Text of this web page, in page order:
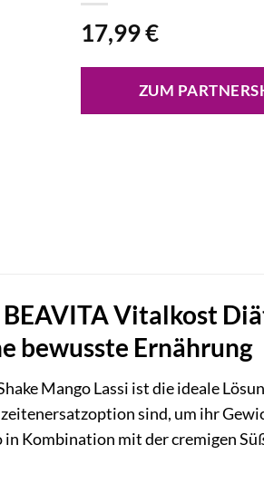
17,99€
ZUM
BEAVITA Vitalkost
bewusste Ernährung
Mango Lassi ist die ideale
sind, um ihr
Kombination mit der cremigen